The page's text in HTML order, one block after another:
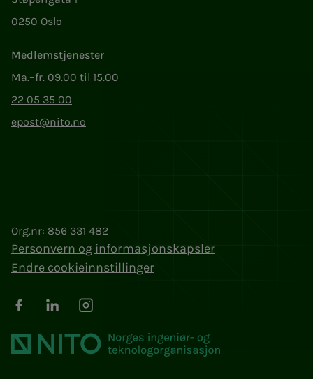
0250 Oslo
Medlemstjenester
Ma.–fr. 09.00 til 15.00
22 05 35 00
epost@nito.no
Org.nr: 856 331 482
Personvern og informasjonskapsler
Endre cookieinnstillinger
FacebookLinkedInInstagram